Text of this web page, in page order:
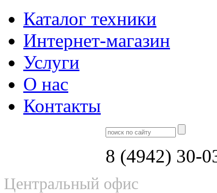
Каталог техники
Интернет-магазин
Услуги
О нас
Контакты
8 (4942) 30-
Центральный офис